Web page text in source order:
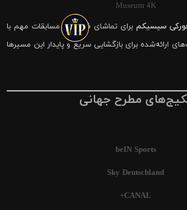
Museum 4K
سیسیکمبرای تماشای فوتبال و مسابقات مهم با
ارائه‌شده برای بازگشایی سریع و پایدار این مسیرها
مطرح جهانی
beIN Sports
Sky Deutschland
CANAL+